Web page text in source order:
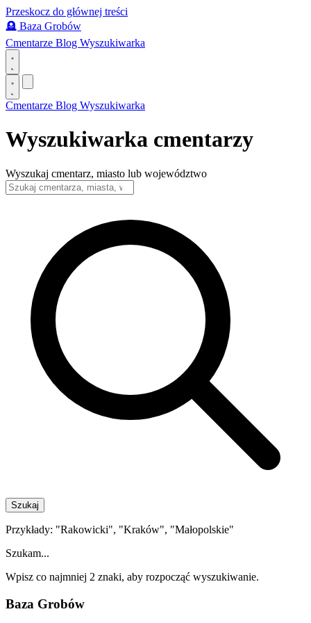
Przeskocz do głównej treści
🪦 Baza Grobów
Cmentarze Blog Wyszukiwarka
Cmentarze Blog Wyszukiwarka
Wyszukiwarka cmentarzy
Wyszukaj cmentarz, miasto lub województwo
Szukaj
Przykłady: "Rakowicki", "Kraków", "Małopolskie"
Szukam...
Wpisz co najmniej 2 znaki, aby rozpocząć wyszukiwanie.
Baza Grobów